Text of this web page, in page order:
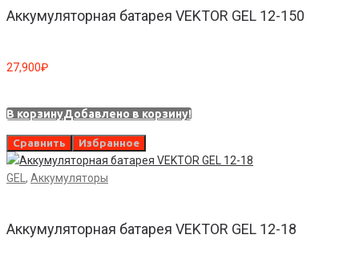
Аккумуляторная батарея VEKTOR GEL 12-150
27,900₽
В корзинуДобавлено в корзину!
Сравнить Избранное
GEL , Аккумуляторы
Аккумуляторная батарея VEKTOR GEL 12-18